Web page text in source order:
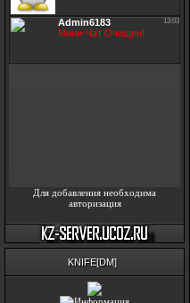
Для добавления необходима
авторизация
KNIFE[DM]